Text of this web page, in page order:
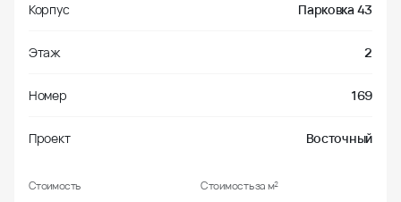
Корпус Парковка 43
Этаж 2
Номер 169
Проект Восточный
Стоимость Стоимость за м²